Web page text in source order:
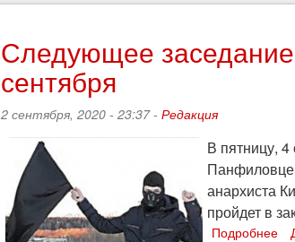
Следующее заседание
сентября
2 сентября, 2020 - 23:37 - Редакция
В пятницу,
анархиста
пройдет в
Подробнее